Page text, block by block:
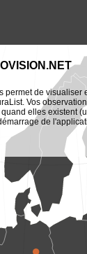
permet de
Vos
elles existent
de